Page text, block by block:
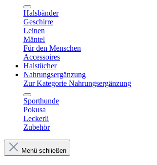
Halsbänder
Geschirre
Leinen
Mäntel
Für den Menschen
Accessoires
Halstücher
Nahrungsergänzung
Zur Kategorie Nahrungsergänzung
Sporthunde
Pokusa
Leckerli
Zubehör
Menü schließen